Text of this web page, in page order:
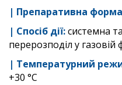
| Препаративна
| Спосіб дії:системна
перерозподіл у газовій
| Температурний
+30 °С